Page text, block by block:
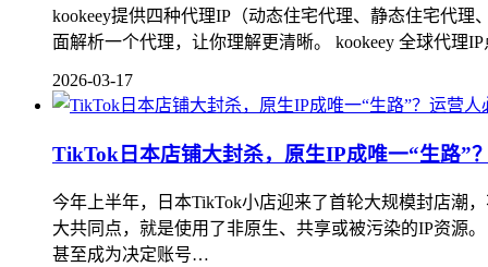
kookeey提供四种代理IP（动态住宅代理、静态住宅代
面解析一个代理，让你理解更清晰。 kookeey 全球代
2026-03-17
TikTok日本店铺大封杀，原生IP成唯一“生路”
今年上半年，日本TikTok小店迎来了首轮大规模封店潮
大共同点，就是使用了非原生、共享或被污染的IP资源
甚至成为决定账号…